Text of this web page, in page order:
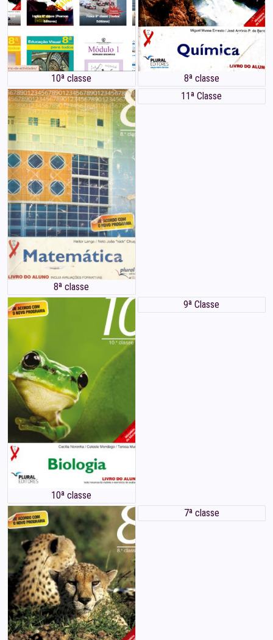
10ª classe 8ª classe
8ª classe
11ª Classe
10ª classe
9ª Classe
7ª classe